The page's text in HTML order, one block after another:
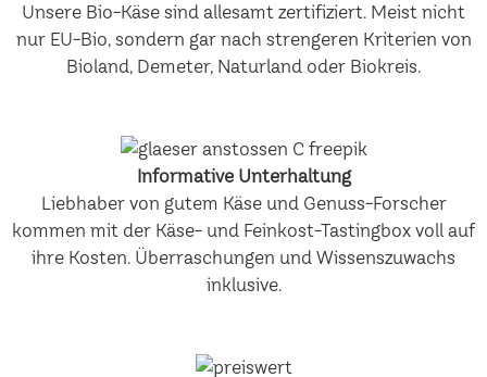
Unsere Bio-Käse sind allesamt zertifiziert. Meist nicht
nur EU-Bio, sondern gar nach strengeren Kriterien von
Bioland, Demeter, Naturland oder Biokreis.
Informative Unterhaltung
Liebhaber von gutem Käse und Genuss-Forscher
kommen mit der Käse- und Feinkost-Tastingbox voll auf
ihre Kosten. Überraschungen und Wissenszuwachs
inklusive.